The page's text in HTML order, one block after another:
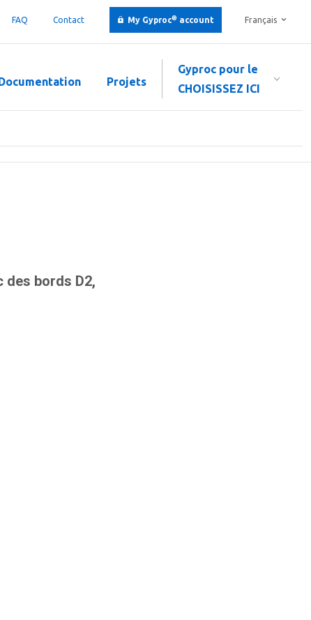
Français
FAQ Contact My Gyproc® account
Gyproc pour le
CHOISISSEZ ICI
Projets
des bords D2,